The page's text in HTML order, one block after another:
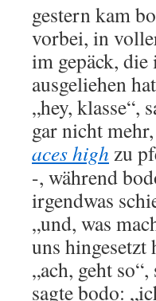
gestern kam
vorbei, in
im gepäck,
ausgeliehen
„hey, klasse“,
gar nicht
aces high zu
-, während
irgendwas
„und, was
uns hingesetzt
„ach, geht
sagte bodo: